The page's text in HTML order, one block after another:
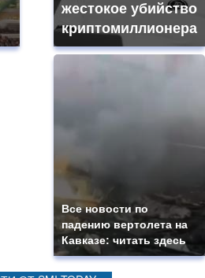
жестокое убийство
криптомиллионера
Все новости по
падению вертолета на
Кавказе: читать здесь